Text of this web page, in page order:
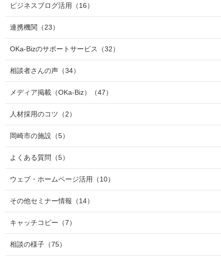
ビジネスブログ活用 （16）
連携機関 （23）
OKa-Bizのサポートサービス （32）
相談者さんの声 （34）
メディア掲載（OKa-Biz） （47）
人材採用のコツ （2）
岡崎市の施設 （5）
よくある質問 （5）
ウェブ・ホームページ活用 （10）
その他セミナー情報 （14）
キャッチコピー （7）
相談の様子 （75）